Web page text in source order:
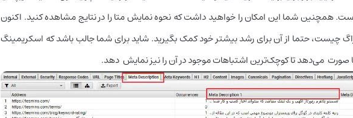
است. همچنین شما این امکان را خواهید داشت که نحوه نمایش متا را در نتایج مشاهده کنید. اکنون
چیست، حتما از آن برای رشد بیشتر خود کمک بگیرید. شاید برای شما جالب باشد که اسکریمینگ
می‌دهد تا کوچک‌ترین اشتباهات موجود در آن را نیز نمایش دهد.